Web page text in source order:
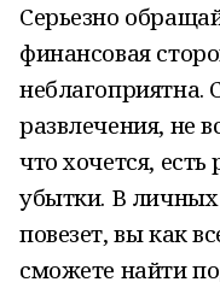
Серьезно
финансовая
неблагоприятна.
развлечения, не
что хочется,
убытки. В
повезет, вы как
сможете найти